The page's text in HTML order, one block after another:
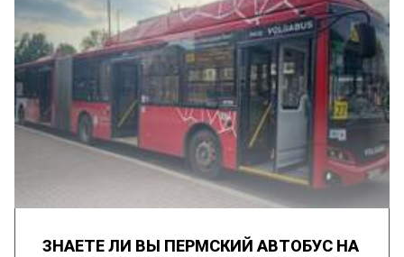
ЗНАЕТЕ ЛИ ВЫ ПЕРМСКИЙ АВТОБУС НА